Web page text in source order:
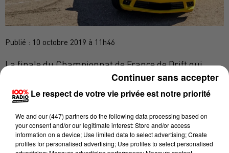
Publié : 10 octobre 2019 à 11h46
La finale du Championnat de France de Drift qui
devait se dérouler ce week-end à Albi, pendant le
Grand Prix Camions, a été annulée.
d'Albi, qui interdit la pratique du drift.
Ecoutez le réaction du directeur du circuit d’Albi
Le respect de votre vie privée est notre priorité
We and our (447) partnersdo the following data processing based on
your consent and/or our legitimate interest: Store and/or access
information on a device; Use limited data to select advertising; Create
profiles for personalised advertising; Use profiles to select personalised
Continuer sans accepter